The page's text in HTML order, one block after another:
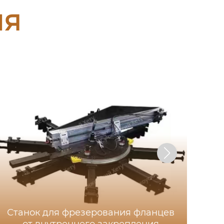
Станок для фрезерования фланцев